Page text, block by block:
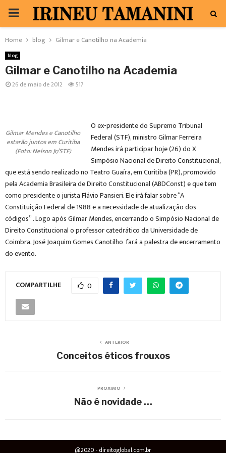
PRIMARY
MENU
Home blog Gilmar e Canotilho na Academia
blog
Gilmar e Canotilho na Academia
26 de maio de 2012 517
Gilmar Mendes e Canotilho
estarão juntos em Curitiba
(Foto: Nelson Jr/STF)
O ex-presidente do Supremo Tribunal
Federal (STF), ministro Gilmar Ferreira
Mendes irá participar hoje (26) do X
Simpósio Nacional de Direito Constitucional,
que está sendo realizado no Teatro Guaíra, em Curitiba (PR), promovido
pela Academia Brasileira de Direito Constitucional (ABDConst) e que tem
como presidente o jurista Flávio Pansieri. Ele irá falar sobre “A
Constituição Federal de 1988 e a necessidade de atualização dos
códigos” . Logo após Gilmar Mendes, encerrando o Simpósio Nacional de
Direito Constitucional o professor catedrático da Universidade de
Coimbra, José Joaquim Gomes Canotilho fará a palestra de encerramento
do evento.
COMPARTILHE 0
ANTERIOR
Conceitos éticos frouxos
PRÓXIMO
Não é novidade …
@2020 - direitoglobal.com.br